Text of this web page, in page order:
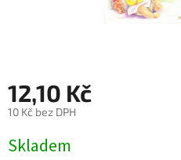
12,10 Kč
10 Kč bez DPH
cena:
Skladem